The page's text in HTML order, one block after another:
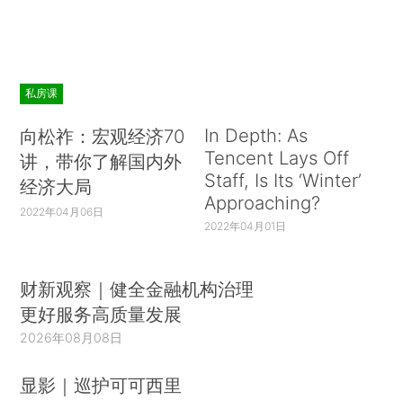
私房课
向松祚：宏观经济70
讲，带你了解国内外
经济大局
2022年04月06日
In Depth: As
Tencent Lays Off
Staff, Is Its ‘Winter’
Approaching?
2022年04月01日
财新观察｜健全金融机构治理
更好服务高质量发展
2026年08月08日
显影｜巡护可可西里